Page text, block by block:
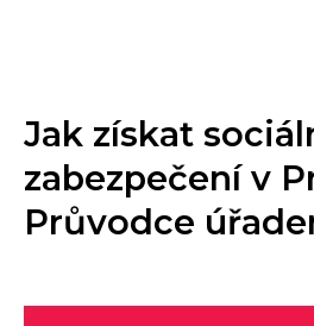
Jak získat
zabezpečení v
Průvodce